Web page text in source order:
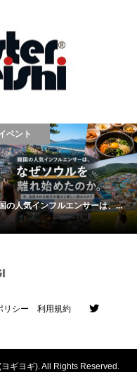
ベント
の人気インフルエンサーは、...
リシー 利用規約
ギヨギ). All Rights Reserved.